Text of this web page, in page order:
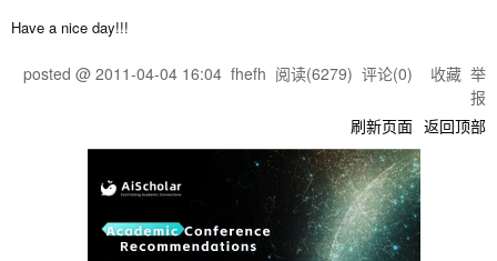
Have a nice day!!!
posted @ 2011-04-04 16:04 fhefh 阅读(6279) 评论(0) 收藏 举
报
刷新页面 返回顶部